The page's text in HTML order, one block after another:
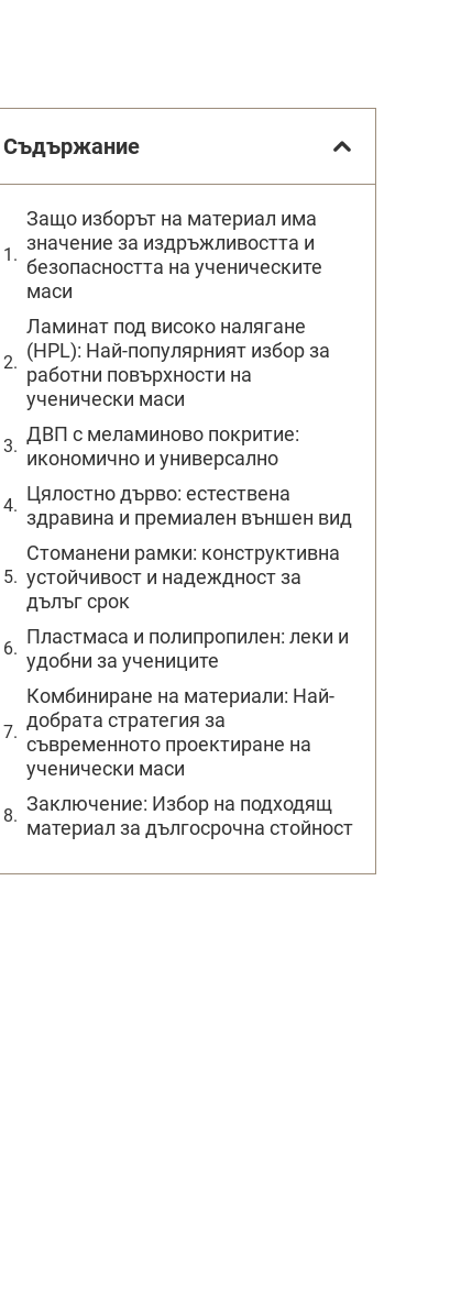
Съдържание
Защо изборът на материал има
значение за издръжливостта и
безопасността на ученическите
маси
Ламинат под високо налягане
(HPL): Най-популярният избор за
работни повърхности на
ученически маси
ДВП с меламиново покритие:
икономично и универсално
Цялостно дърво: естествена
здравина и премиален външен вид
Стоманени рамки: конструктивна
устойчивост и надеждност за
дълъг срок
Пластмаса и полипропилен: леки и
удобни за учениците
Комбиниране на материали: Най-
добрата стратегия за
съвременното проектиране на
ученически маси
Заключение: Избор на подходящ
материал за дългосрочна стойност